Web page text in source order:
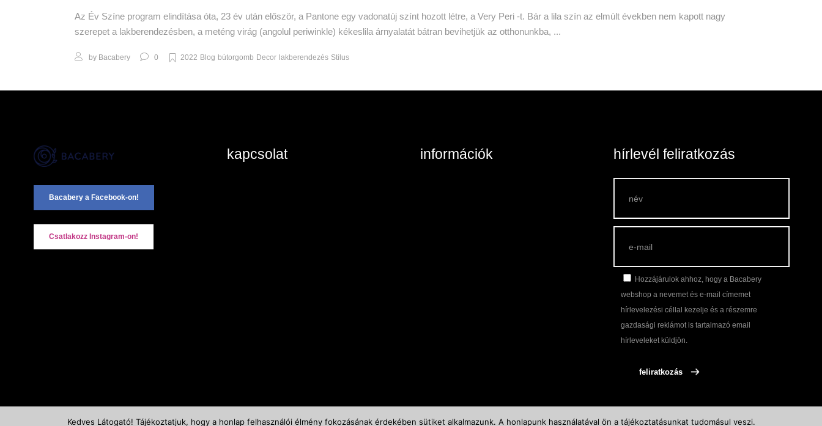
Az Év Színe program elindítása óta, 23 év után először, a Pantone egy vadonatúj színt hozott létre, a Very Peri -t. Bár a lila szín az elmúlt években nem kapott nagy
szerepet a lakberendezésben, a meténg virág (angolul periwinkle) kékeslila árnyalatát bátran bevihetjük az otthonunkba,
by Bacabery 0 2022 Blog bútorgomb Decor lakberendezés Stilus
Bacabery a Facebook-on!
Csatlakozz Instagram-on!
kapcsolat információk hírlevél feliratkozás
Hozzájárulok ahhoz, hogy a Bacabery
webshop a nevemet és e-mail címemet
hírlevelezési céllal kezelje és a részemre
gazdasági reklámot is tartalmazó email
hírleveleket küldjön.
Kedves Látogató! Tájékoztatjuk, hogy a honlap felhasználói élmény fokozásának érdekében sütiket alkalmazunk. A honlapunk használatával ön a tájékoztatásunkat tudomásul veszi.